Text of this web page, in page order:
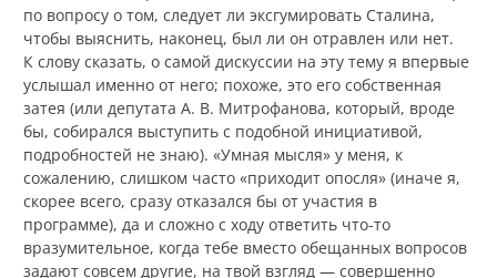
по вопросу о том, следует ли эксгумировать Сталина,
чтобы выяснить, наконец, был ли он отравлен или нет.
К слову сказать, о самой дискуссии на эту тему я впервые
услышал именно от него; похоже, это его собственная
затея (или депутата А. В. Митрофанова, который, вроде
бы, собирался выступить с подобной инициативой,
подробностей не знаю). «Умная мысля» у меня, к
сожалению, слишком часто «приходит опосля» (иначе я,
скорее всего, сразу отказался бы от участия в
программе), да и сложно с ходу ответить что-то
вразумительное, когда тебе вместо обещанных вопросов
задают совсем другие, на твой взгляд — совершенно